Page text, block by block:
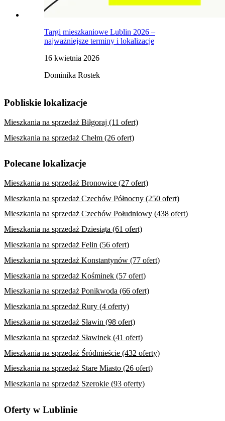
Targi mieszkaniowe Lublin 2026 –
najważniejsze terminy i lokalizacje
16 kwietnia 2026
Dominika Rostek
Pobliskie lokalizacje
Mieszkania na sprzedaż Biłgoraj (11 ofert)
Mieszkania na sprzedaż Chełm (26 ofert)
Polecane lokalizacje
Mieszkania na sprzedaż Bronowice (27 ofert)
Mieszkania na sprzedaż Czechów Północny (250 ofert)
Mieszkania na sprzedaż Czechów Południowy (438 ofert)
Mieszkania na sprzedaż Dziesiąta (61 ofert)
Mieszkania na sprzedaż Felin (56 ofert)
Mieszkania na sprzedaż Konstantynów (77 ofert)
Mieszkania na sprzedaż Kośminek (57 ofert)
Mieszkania na sprzedaż Ponikwoda (66 ofert)
Mieszkania na sprzedaż Rury (4 oferty)
Mieszkania na sprzedaż Sławin (98 ofert)
Mieszkania na sprzedaż Sławinek (41 ofert)
Mieszkania na sprzedaż Śródmieście (432 oferty)
Mieszkania na sprzedaż Stare Miasto (26 ofert)
Mieszkania na sprzedaż Szerokie (93 oferty)
Oferty w Lublinie